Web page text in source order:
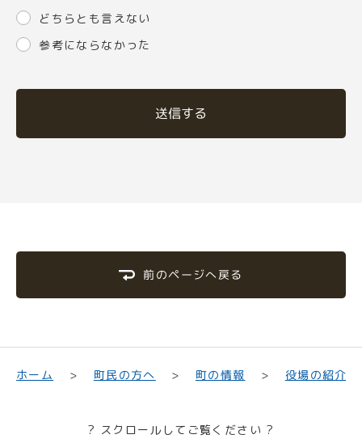
どちらとも言えない
参考にならなかった
送信する
前のページへ戻る
ホーム 町民の方へ 町の情報 役場の紹介
? スクロールしてご覧ください ?